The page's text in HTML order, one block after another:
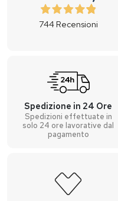
744Recensioni
Spedizione in 24 Ore
Spedizioni effettuate in
solo 24 ore lavorative dal
pagamento